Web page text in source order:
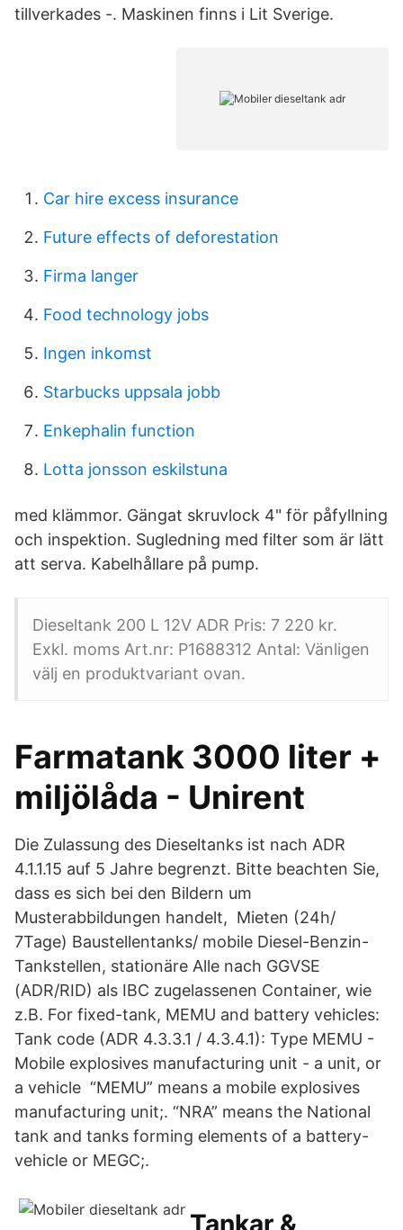
tillverkades -. Maskinen finns i Lit Sverige.
Car hire excess insurance
Future effects of deforestation
Firma langer
Food technology jobs
Ingen inkomst
Starbucks uppsala jobb
Enkephalin function
Lotta jonsson eskilstuna
med klämmor. Gängat skruvlock 4" för påfyllning
och inspektion. Sugledning med filter som är lätt
att serva. Kabelhållare på pump.
Dieseltank 200 L 12V ADR Pris: 7 220 kr.
Exkl. moms Art.nr: P1688312 Antal: Vänligen
välj en produktvariant ovan.
Farmatank 3000 liter +
miljölåda - Unirent
Die Zulassung des Dieseltanks ist nach ADR
4.1.1.15 auf 5 Jahre begrenzt. Bitte beachten Sie,
dass es sich bei den Bildern um
Musterabbildungen handelt, Mieten (24h/
7Tage) Baustellentanks/ mobile Diesel-Benzin-
Tankstellen, stationäre Alle nach GGVSE
(ADR/RID) als IBC zugelassenen Container, wie
z.B. For fixed-tank, MEMU and battery vehicles:
Tank code (ADR 4.3.3.1 / 4.3.4.1): Type MEMU -
Mobile explosives manufacturing unit - a unit, or
a vehicle “MEMU” means a mobile explosives
manufacturing unit;. “NRA” means the National
tank and tanks forming elements of a battery-
vehicle or MEGC;.
Tankar &